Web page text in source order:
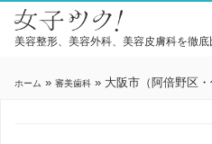
美容整形、美容外科、美容皮膚科を徹底
ホーム » 審美歯科 » 大阪市（阿倍野区